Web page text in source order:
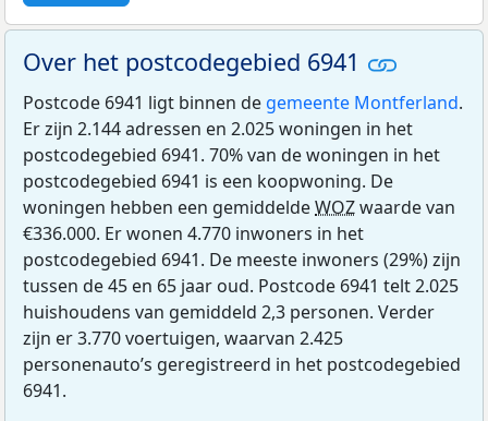
Over het postcodegebied 6941
Postcode 6941 ligt binnen de gemeente Montferland.
Er zijn 2.144 adressen en 2.025 woningen in het
postcodegebied 6941. 70% van de woningen in het
postcodegebied 6941 is een koopwoning. De
woningen hebben een gemiddeldeWOZwaarde van
€336.000. Er wonen 4.770 inwoners in het
postcodegebied 6941. De meeste inwoners (29%) zijn
tussen de 45 en 65 jaar oud. Postcode 6941 telt 2.025
huishoudens van gemiddeld 2,3 personen. Verder
zijn er 3.770 voertuigen, waarvan 2.425
personenauto’s geregistreerd in het postcodegebied
6941.